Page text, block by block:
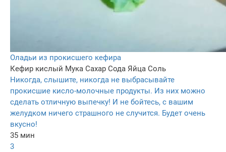
Оладьи из прокисшего кефира
Кефир кислый Мука Сахар Сода Яйца Соль
Никогда, слышите, никогда не выбрасывайте
прокисшие кисло-молочные продукты. Из них можно
сделать отличную выпечку! И не бойтесь, с вашим
желудком ничего страшного не случится. Будет очень
вкусно!
35 мин
3